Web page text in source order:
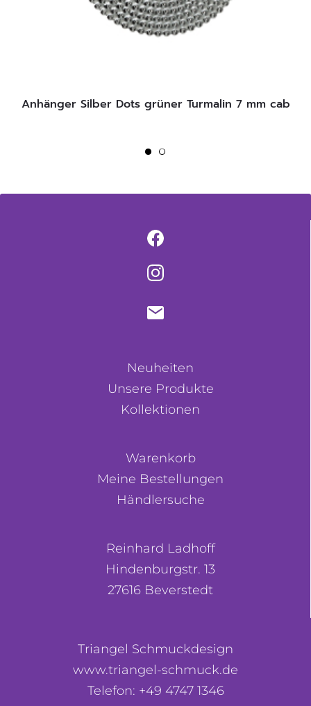
Anhänger Silber Dots grüner Turmalin 7 mm cab
Neuheiten
Unsere Produkte
Kollektionen
Warenkorb
Meine Bestellungen
Händlersuche
Reinhard Ladhoff
Hindenburgstr. 13
27616 Beverstedt
Triangel Schmuckdesign
www.triangel-schmuck.de
Telefon: +49 4747 1346